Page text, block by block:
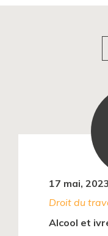
17 mai, 2023
Droit du
Alcool et